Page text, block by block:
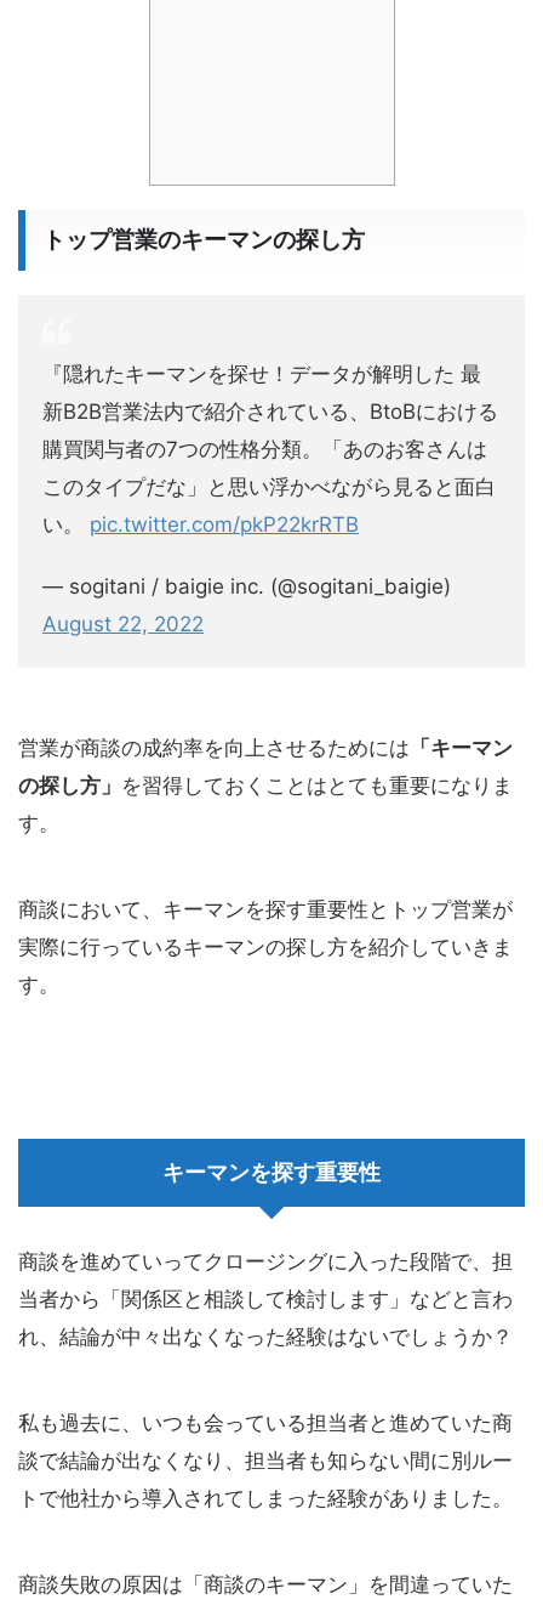
トップ営業のキーマンの探し方
『隠れたキーマンを探せ！データが解明した 最
新B2B営業法内で紹介されている、BtoBにおける
購買関与者の7つの性格分類。「あのお客さんは
このタイプだな」と思い浮かべながら見ると面白
い。 pic.twitter.com/pkP22krRTB
— sogitani / baigie inc. (@sogitani_baigie)
August 22, 2022
営業が商談の成約率を向上させるためには 「キーマン
の探し方」 を習得しておくことはとても重要になりま
す。
商談において、キーマンを探す重要性とトップ営業が
実際に行っているキーマンの探し方を紹介していきま
す。
キーマンを探す重要性
商談を進めていってクロージングに入った段階で、担
当者から「関係区と相談して検討します」などと言わ
れ、結論が中々出なくなった経験はないでしょうか？
私も過去に、いつも会っている担当者と進めていた商
談で結論が出なくなり、担当者も知らない間に別ルー
トで他社から導入されてしまった経験がありました。
商談失敗の原因は「商談のキーマン」を間違っていた